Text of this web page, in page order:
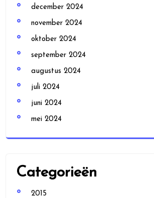
december 2024
november 2024
oktober 2024
september 2024
augustus 2024
juli 2024
juni 2024
mei 2024
Categorieën
2015